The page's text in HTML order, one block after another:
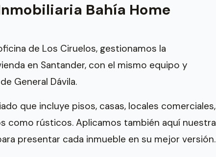
Bahía Home
de Los Ciruelos, gestionamos la
en Santander, con el mismo equipo y
General Dávila.
que incluye pisos, casas, locales comerciales,
como rústicos. Aplicamos también aquí nuestra
presentar cada inmueble en su mejor versión.